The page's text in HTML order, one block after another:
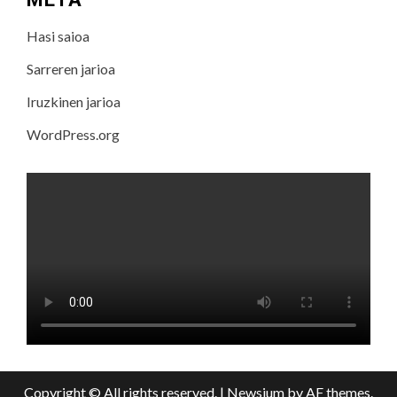
Hasi saioa
Sarreren jarioa
Iruzkinen jarioa
WordPress.org
Copyright © All rights reserved. | Newsium by AF themes.